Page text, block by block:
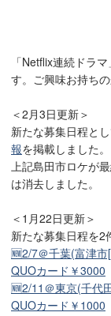
「Netflix連続ドラ
す。ご興味お持ち
＜2月3日更新＞
新たな募集日程と
報を掲載しました。
上記島田市ロケが
は消去しました。
＜1月22日更新＞
新たな募集日程を2
🆕2/7＠千葉(富津
QUOカード￥3000
🆕2/11＠東京(千代
QUOカード￥1000